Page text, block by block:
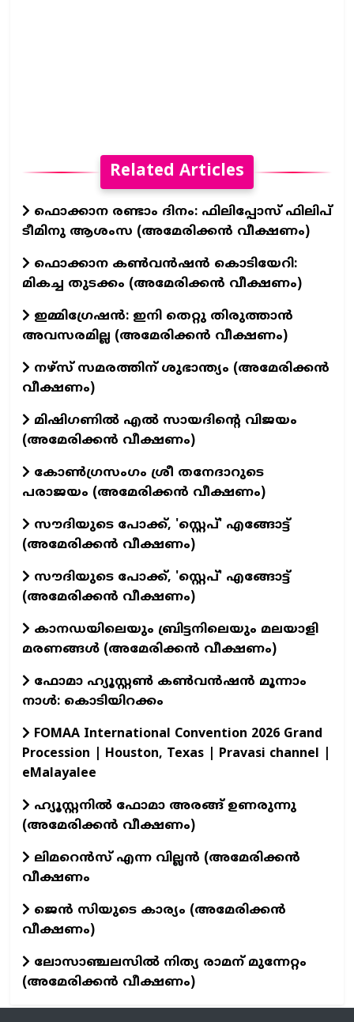
Related Articles
ഫൊക്കാന രണ്ടാം ദിനം: ഫിലിപ്പോസ് ഫിലിപ്
ടീമിനു ആശംസ (അമേരിക്കൻ വീക്ഷണം)
ഫൊക്കാന കൺവൻഷൻ കൊടിയേറി:
മികച്ച തുടക്കം (അമേരിക്കൻ വീക്ഷണം)
ഇമ്മിഗ്രേഷൻ: ഇനി തെറ്റു തിരുത്താൻ
അവസരമില്ല (അമേരിക്കൻ വീക്ഷണം)
നഴ്സ് സമരത്തിന് ശുഭാന്ത്യം (അമേരിക്കൻ
വീക്ഷണം)
മിഷിഗണിൽ എൽ സായദിന്റെ വിജയം
(അമേരിക്കൻ വീക്ഷണം)
കോൺഗ്രസംഗം ശ്രീ തനേദാറുടെ
പരാജയം (അമേരിക്കൻ വീക്ഷണം)
സൗദിയുടെ പോക്ക്, 'സ്റ്റെപ്' എങ്ങോട്ട്
(അമേരിക്കൻ വീക്ഷണം)
സൗദിയുടെ പോക്ക്, 'സ്റ്റെപ്' എങ്ങോട്ട്
(അമേരിക്കൻ വീക്ഷണം)
കാനഡയിലെയും ബ്രിട്ടനിലെയും മലയാളി
മരണങ്ങൾ (അമേരിക്കൻ വീക്ഷണം)
ഫോമാ ഹ്യൂസ്റ്റൺ കൺവൻഷൻ മൂന്നാം
നാൾ: കൊടിയിറക്കം
FOMAA International Convention 2026 Grand
Procession | Houston, Texas | Pravasi channel |
eMalayalee
ഹ്യൂസ്റ്റനിൽ ഫോമാ അരങ്ങ് ഉണരുന്നു
(അമേരിക്കൻ വീക്ഷണം)
ലിമറെൻസ് എന്ന വില്ലൻ (അമേരിക്കൻ
വീക്ഷണം
ജെൻ സിയുടെ കാര്യം (അമേരിക്കൻ
വീക്ഷണം)
ലോസാഞ്ചലസിൽ നിത്യ രാമന് മുന്നേറ്റം
(അമേരിക്കൻ വീക്ഷണം)